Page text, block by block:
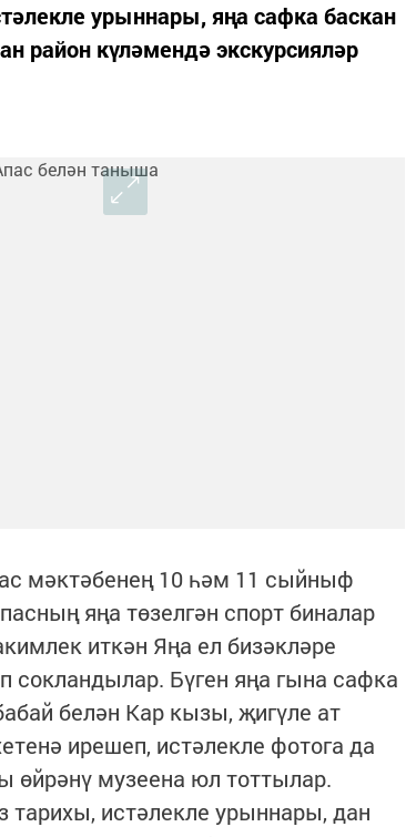
урыннары, яңа сафка баскан
район күләмендә экскурсияләр
мәктәбенең 10 һәм 11 сыйныф
яңа төзелгән спорт биналар
иткән Яңа ел бизәкләре
Бүген яңа гына сафка
белән Кар кызы, җигүле ат
ирешеп, истәлекле фотога да
өйрәнү музеена юл тоттылар.
истәлекле урыннары, дан